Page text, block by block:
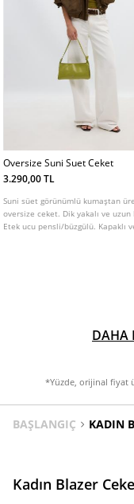
Oversize Suni Suet Ceket
3.290,00 TL
Suni süet görünümlü kumaştan
oversize ceket. Dik yakalı ve uzun
Etek ucu pensli/büzgülü. Kapaklı
DAHA
*Yüzde, orijinal fiyat
BAŞLANGIÇ KADIN
Kadın Blazer